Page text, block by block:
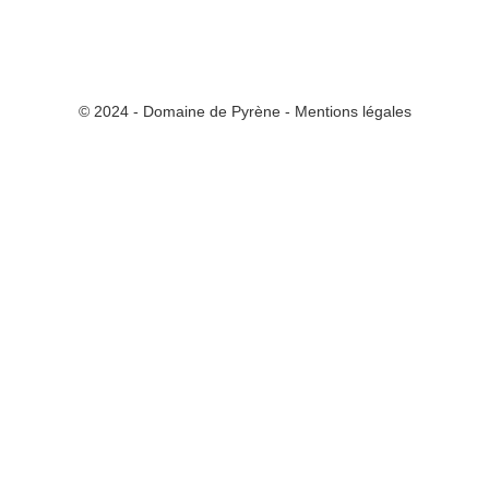
© 2024 - Domaine de Pyrène - Mentions légales